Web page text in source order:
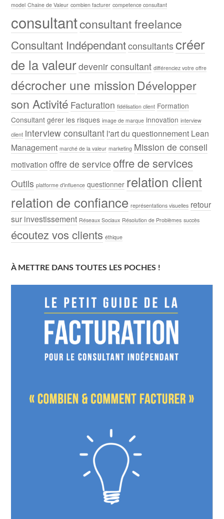
model Chaine de Valeur combien facturer competence consultant
consultantconsultant freelance
Consultant Indépendantconsultants créer
de la valeurdevenir consultant différenciez votre offre
décrocher une mission Développer
son Activité Facturation fidélisation client Formation
Consultant gérer les risques image de marque innovation interview
client interview consultant l'art du questionnement Lean
Management marché de la valeur marketing Mission de conseil
motivation offre de service offre de services
Outils platforme d'influence questionner relation client
relation de confiance représentations visuelles retour
sur investissement Réseaux Sociaux Résolution de Problèmes succès
écoutez vos clients éthique
À METTRE DANS TOUTES LES POCHES !